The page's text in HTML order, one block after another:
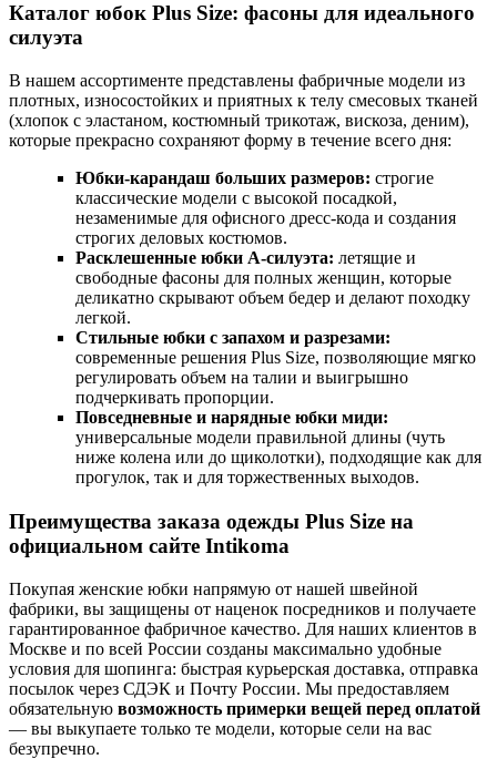
Каталог юбок Plus Size: фасоны для идеального
силуэта
В нашем ассортименте представлены фабричные модели из
плотных, износостойких и приятных к телу смесовых тканей
(хлопок с эластаном, костюмный трикотаж, вискоза, деним),
которые прекрасно сохраняют форму в течение всего дня:
Юбки-карандаш больших размеров: строгие
классические модели с высокой посадкой,
незаменимые для офисного дресс-кода и создания
строгих деловых костюмов.
Расклешенные юбки А-силуэта: летящие и
свободные фасоны для полных женщин, которые
деликатно скрывают объем бедер и делают походку
легкой.
Стильные юбки с запахом и разрезами:
современные решения Plus Size, позволяющие мягко
регулировать объем на талии и выигрышно
подчеркивать пропорции.
Повседневные и нарядные юбки миди:
универсальные модели правильной длины (чуть
ниже колена или до щиколотки), подходящие как для
прогулок, так и для торжественных выходов.
Преимущества заказа одежды Plus Size на
официальном сайте Intikoma
Покупая женские юбки напрямую от нашей швейной
фабрики, вы защищены от наценок посредников и получаете
гарантированное фабричное качество. Для наших клиентов в
Москве и по всей России созданы максимально удобные
условия для шопинга: быстрая курьерская доставка, отправка
посылок через СДЭК и Почту России. Мы предоставляем
обязательную возможность примерки вещей перед оплатой
— вы выкупаете только те модели, которые сели на вас
безупречно.